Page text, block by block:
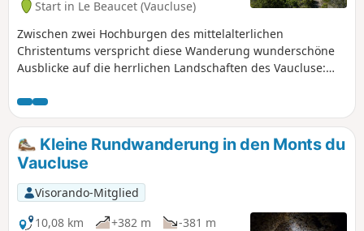
Start in Le Beaucet (Vaucluse)
Zwischen zwei Hochburgen des mittelalterlichen
Christentums verspricht diese Wanderung wunderschöne
Ausblicke auf die herrlichen Landschaften des Vaucluse:
Die dichte Vegetation spendet im Sommer Schatten.
Aufgrund ihrer Länge und ihres Höhenunterschieds ist sie
nur für ergehene und motivierte Wanderer geeignet. Bei
Regen oder drohendem Gewitter sollte man auf diese
Wanderung verzichten.
Kleine Rundwanderung in den Monts du
Vaucluse
Visorando-Mitglied
10,08 km
+382 m
-381 m